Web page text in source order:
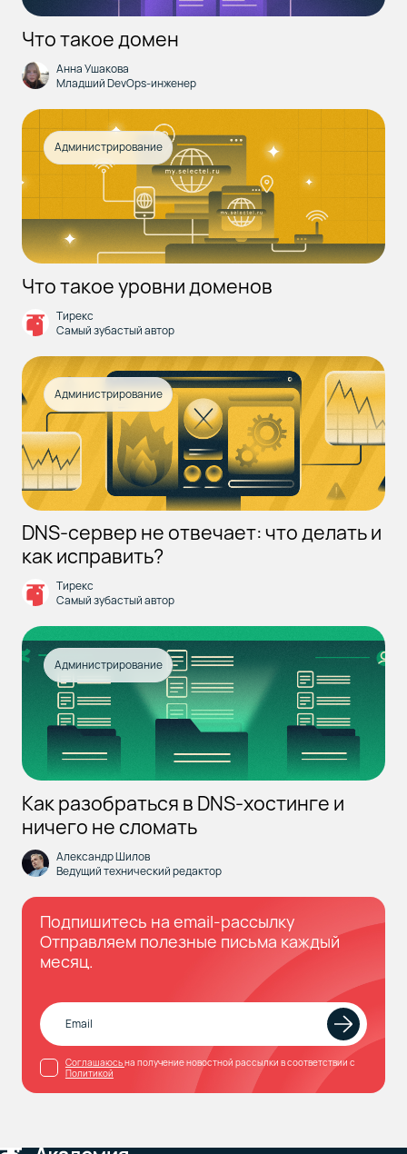
Что такое домен
Анна Ушакова
Младший DevOps-инженер
Администрирование
Что такое уровни доменов
Тирекс
Самый зубастый автор
Администрирование
DNS-сервер не отвечает: что делать и
как исправить?
Тирекс
Самый зубастый автор
Администрирование
Как разобраться в DNS-хостинге и
ничего не сломать
Александр Шилов
Ведущий технический редактор
Подпишитесь на email-рассылку
Отправляем полезные письма каждый
месяц.
Соглашаюсьна получение новостной рассылки в соответствии с
Политикой